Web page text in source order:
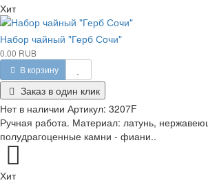
Хит
Набор чайный "Герб Сочи"
0.00 RUB
В корзину
Заказ в один клик
Нет в наличии Артикул: 3207F
Ручная работа. Материал: латунь,
полудрагоценные камни - фиани..
Хит